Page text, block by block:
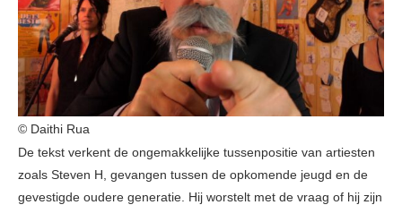
© Daithi Rua
De tekst verkent de ongemakkelijke tussenpositie van artiesten
zoals Steven H, gevangen tussen de opkomende jeugd en de
gevestigde oudere generatie. Hij worstelt met de vraag of hij zijn